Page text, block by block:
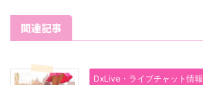
関連記事
DxLive・ライブチャット情報